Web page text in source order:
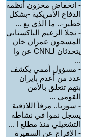
- انخفاض مخزون أنظمة
الدفاع الأمريكية -بشكل
خطير-.. ما الذي يع ...
- نجلا الزعيم الباكستاني
المسجون عمران خان
يتحدثان لـCNN عن وا
...
- مسؤول أممي يكشف
عدد من أعدم بإيران
بتهم تتعلق بالأمن
القومي ...
- سوريا.. مرفأ اللاذقية
يسجل نموا في نشاطه
التشغيلي منذ مطلع ا ...
- الإفراج عن السفيرة